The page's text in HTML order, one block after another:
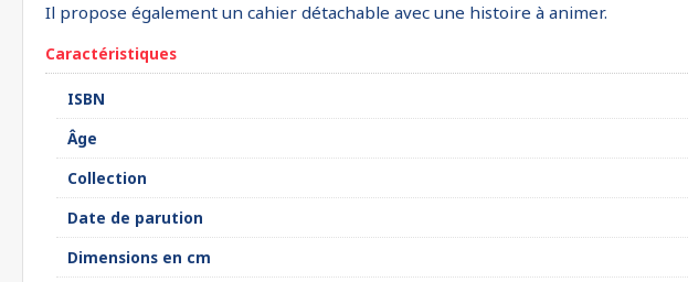
Il propose également un cahier détachable avec une histoire à animer.
Caractéristiques
ISBN
Âge
Collection
Date de parution
Dimensions en cm